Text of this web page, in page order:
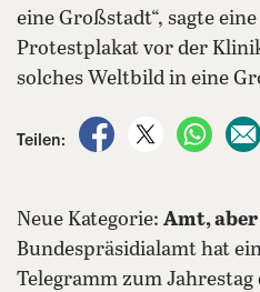
eine Großstadt“, sagte
Protestplakat vor der
solches Weltbild in eine
Teilen:
auf Facebook teilen
auf X teilen
per
Neue Kategorie: Amt,
Bundespräsidialamt hat
Telegramm zum